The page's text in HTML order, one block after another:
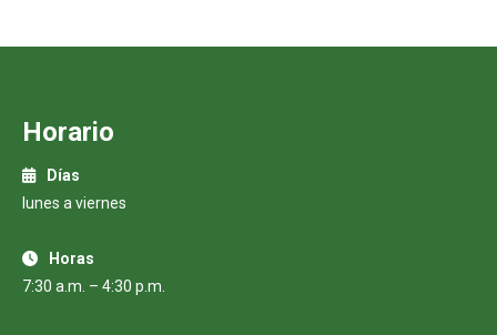
Horario
Días
lunes a viernes
Horas
7:30 a.m. – 4:30 p.m.